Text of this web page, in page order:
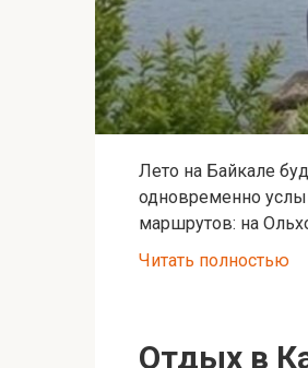
Лето на Байкале
одновременно
маршрутов: на
Читать полностью
Отдых в